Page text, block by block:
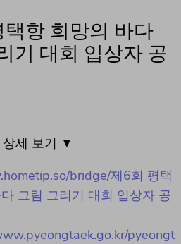
택항 희망의 바다
기 대회 입상자 공
상세 보기 ▼
bridge/제6회 평택
그림 그리기 대회 입상자 공
pyeongt